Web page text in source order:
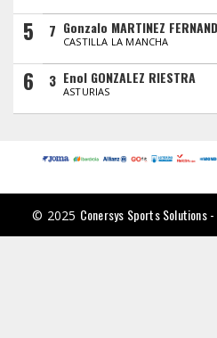
5 7 Gonzalo MARTINEZ
CASTILLA LA MANCHA
6 3 Enol GONZALEZ RIESTRA
ASTURIAS
© 2025 Conersys Sports Solutions -